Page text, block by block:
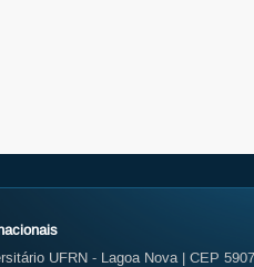
UFRN - Lagoa Nova | CEP